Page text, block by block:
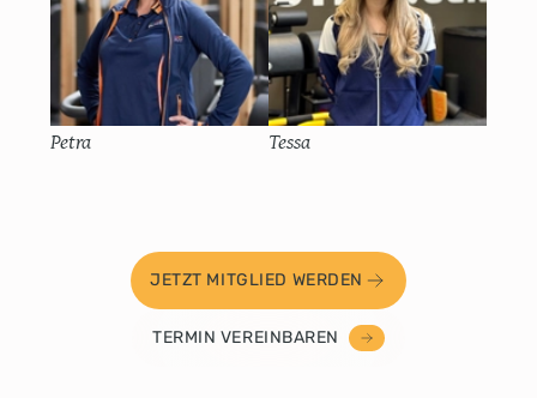
Petra Tessa
JETZT MITGLIED WERDEN
TERMIN VEREINBAREN